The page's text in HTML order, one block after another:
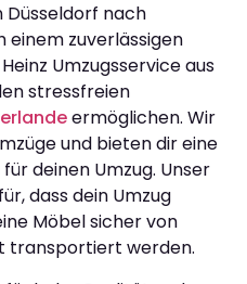
Düsseldorf nach
zuverlässigen
Umzugsservice aus
stressfreien
ermöglichen. Wir
und bieten dir eine
deinen Umzug. Unser
dass dein Umzug
Möbel sicher von
transportiert werden.